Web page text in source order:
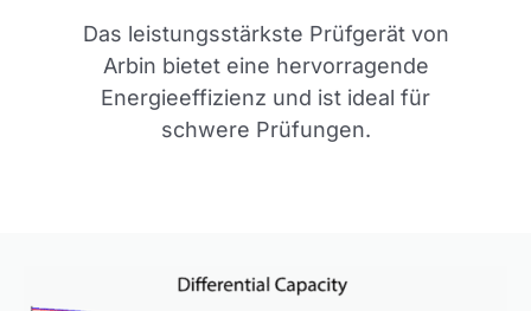
Das leistungsstärkste Prüfgerät von
Arbin bietet eine hervorragende
Energieeffizienz und ist ideal für
schwere Prüfungen.